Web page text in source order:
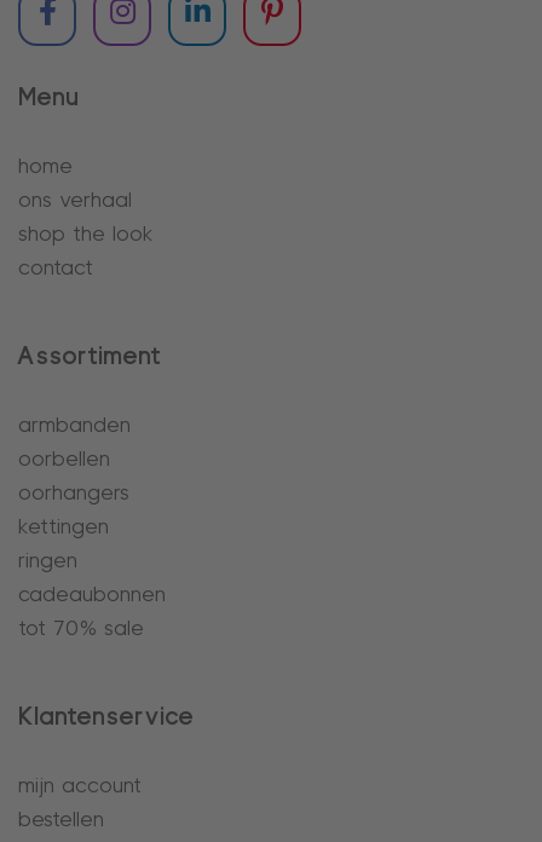
Menu
home
ons verhaal
shop the look
contact
Assortiment
armbanden
oorbellen
oorhangers
kettingen
ringen
cadeaubonnen
tot 70% sale
Klantenservice
mijn account
bestellen